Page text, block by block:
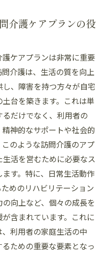
安心感の具体例
く訪問介護の成功事例
全体の福祉向上への貢
訪問介護の役割
にもたらす影響
連携する訪問介護の意
に果たす重要な役割
に寄与する訪問介護
社会支援の具体例
とのつながり強化
介護ケアプランの役
ケアプランは非常に重要
介護は、生活の質を向上
、障害を持つ方々が自宅
台を築きます。これは単
だけでなく、利用者の
神的なサポートや社会的
のような訪問介護のアプ
活を営むために必要なス
す。特に、日常生活動作
ためのリハビリテーション
向上など、個々の成長を
含まれています。これに
利用者の家庭生活の中
ための重要な要素となっ